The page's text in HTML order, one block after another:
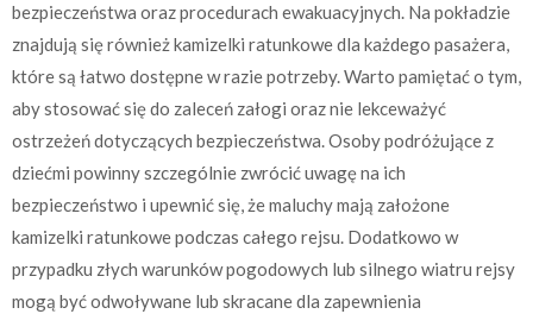
bezpieczeństwa oraz procedurach ewakuacyjnych. Na pokładzie
znajdują się również kamizelki ratunkowe dla każdego pasażera,
które są łatwo dostępne w razie potrzeby. Warto pamiętać o tym,
aby stosować się do zaleceń załogi oraz nie lekceważyć
ostrzeżeń dotyczących bezpieczeństwa. Osoby podróżujące z
dziećmi powinny szczególnie zwrócić uwagę na ich
bezpieczeństwo i upewnić się, że maluchy mają założone
kamizelki ratunkowe podczas całego rejsu. Dodatkowo w
przypadku złych warunków pogodowych lub silnego wiatru rejsy
mogą być odwoływane lub skracane dla zapewnienia